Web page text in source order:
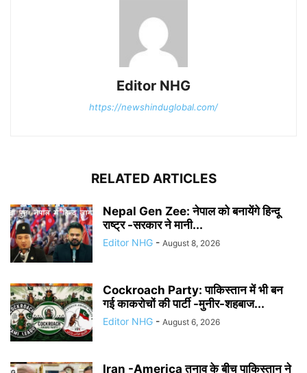
Editor NHG
https://newshinduglobal.com/
RELATED ARTICLES
Nepal Gen Zee: नेपाल को बनायेंगे हिन्दू
राष्ट्र -सरकार ने मानी...
Editor NHG - August 8, 2026
Cockroach Party: पाकिस्तान में भी बन
गई काकरोचों की पार्टी -मुनीर-शहबाज...
Editor NHG - August 6, 2026
Iran -America तनाव के बीच पाकिस्तान ने